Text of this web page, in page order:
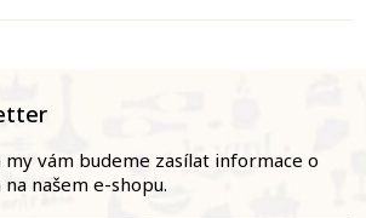
my vám budeme zasílat informace o
našem e-shopu.